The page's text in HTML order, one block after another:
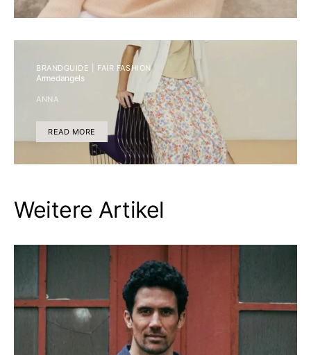
BRANDGUIDE | FAIR FASHION
Armedangels
ANNA
READ MORE
Weitere Artikel